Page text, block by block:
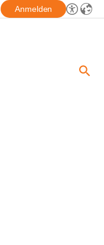
Anmelden